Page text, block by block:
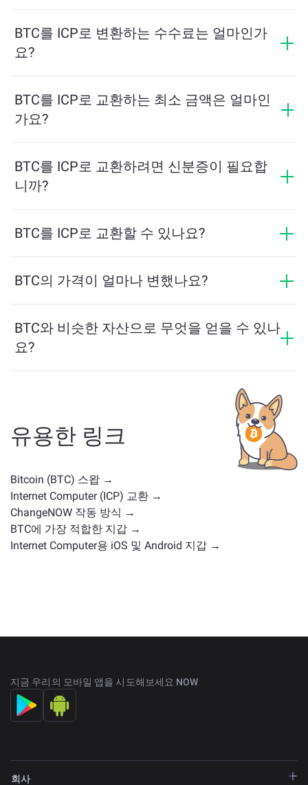
량을 계산해줍니다. 그런 다음, 안내에 따라 거래를 완료
하세요.
BTC를 ICP로 변환하는 수수료는 얼마인가
요?
라집니다. ChangeNOW는 숨겨진 수수료 없이 경쟁력 있
는 요금을 제공하며, 최종 금액은 거래를 확인하기 전에
표시됩니다.
BTC를 ICP로 교환하는 최소 금액은 얼마인
가요?
다. 플랫폼은 원활한 거래를 보장하기 위해 필요한 최소
금액을 자동으로 계산합니다. 그러나 대부분의 경우, 최
소 금액은 2달러 상당입니다.
BTC를 ICP로 교환하려면 신분증이 필요합
니까?
프로세스가 빠르고 익명입니다. 그러나 ChangeNOW Pro
세요!
BTC를 ICP로 교환할 수 있나요?
교환할 수 있습니다. 또한 ChangeNOW는 멀티체인 브리
BTC의 가격이 얼마나 변했나요?
다.
BTC와 비슷한 자산으로 무엇을 얻을 수 있나
요?
테이블코인, 유틸리티 토큰, 거버넌스 코인 또는 다른 유
형일 수 있습니다. 일반적인 대안으로는 유사한 사용 사
례나 시장 위치를 가진 다른 암호화폐가 포함됩니다.주
요 거래 페이지에서 교환 가능한 모든 자산을 확인하세
유용한 링크
Bitcoin (BTC) 스왑 →
Internet Computer (ICP) 교환 →
ChangeNOW 작동 방식 →
BTC에 가장 적합한 지갑 →
Internet Computer용 iOS 및 Android 지갑 →
지금 우리의 모바일 앱을 시도해보세요 NOW
회사